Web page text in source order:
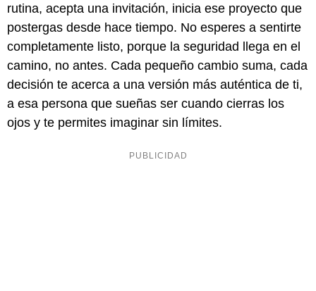
rutina, acepta una invitación, inicia ese proyecto que
postergas desde hace tiempo. No esperes a sentirte
completamente listo, porque la seguridad llega en el
camino, no antes. Cada pequeño cambio suma, cada
decisión te acerca a una versión más auténtica de ti,
a esa persona que sueñas ser cuando cierras los
ojos y te permites imaginar sin límites.